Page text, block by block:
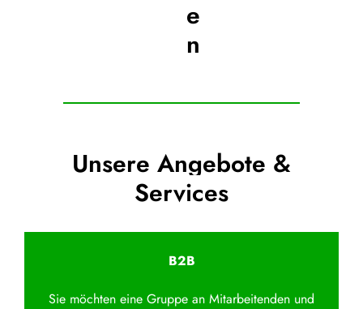
e
n
Unsere Angebote &
Services
B2B
Sie möchten eine Gruppe an Mitarbeitenden und